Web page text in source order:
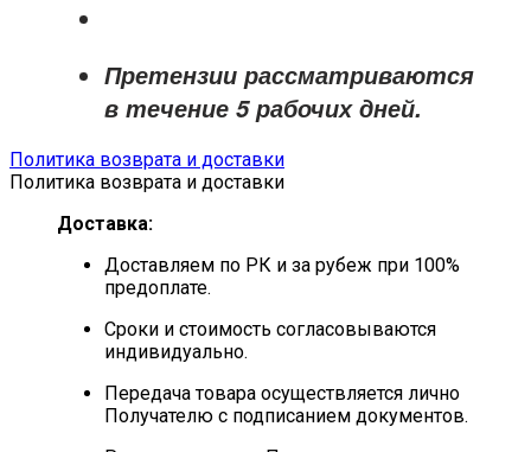
Претензии рассматриваются
в течение 5 рабочих дней.
Политика возврата и доставки
Политика возврата и доставки
Доставка:
Доставляем по РК и за рубеж при 100%
предоплате.
Сроки и стоимость согласовываются
индивидуально.
Передача товара осуществляется лично
Получателю с подписанием документов.